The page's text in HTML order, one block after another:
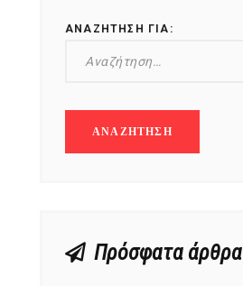
ΑΝΑΖΉΤΗΣΗ ΓΙΑ:
Πρόσφατα άρθρα